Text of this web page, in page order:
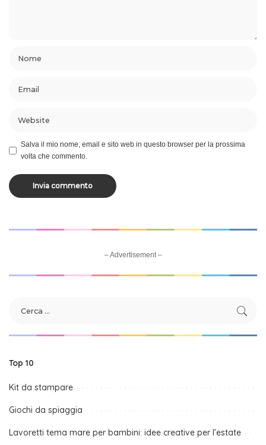
Salva il mio nome, email e sito web in questo browser per la prossima
volta che commento.
– Advertisement –
Top 10
Kit da stampare
Giochi da spiaggia
Lavoretti tema mare per bambini: idee creative per l’estate